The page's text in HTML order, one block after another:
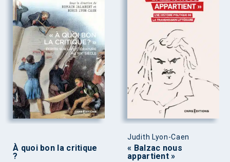
À quoi bon la critique
?
Judith Lyon-Caen
« Balzac nous
appartient »